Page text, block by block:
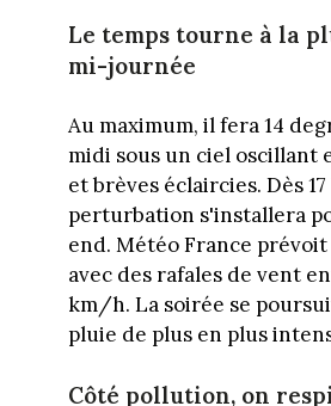
Le temps tourne à la
mi-journée
Au maximum, il fera 14
midi sous un ciel oscillant
et brèves éclaircies. Dès
perturbation s'installera
end. Météo France
avec des rafales de vent
km/h. La soirée se
pluie de plus en plus
Côté pollution, on